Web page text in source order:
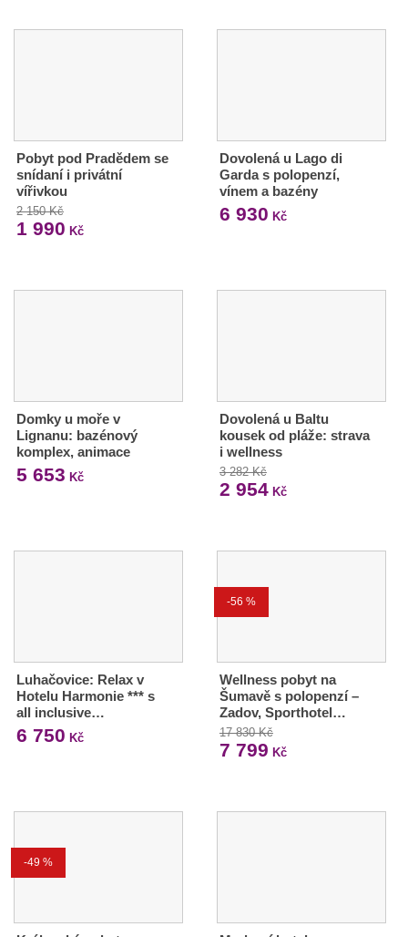
Pobyt pod Pradědem se
snídaní i privátní
vířivkou
2 150 Kč
1 990 Kč
Dovolená u Lago di
Garda s polopenzí,
vínem a bazény
6 930 Kč
Domky u moře v
Lignanu: bazénový
komplex, animace
5 653 Kč
Dovolená u Baltu
kousek od pláže: strava
i wellness
3 282 Kč
2 954Kč
Luhačovice: Relax v
Hotelu Harmonie *** s
all inclusive…
6 750 Kč
-56 %
Wellness pobyt na
Šumavě s polopenzí –
Zadov, Sporthotel…
17 830 Kč
7 799 Kč
-49 %